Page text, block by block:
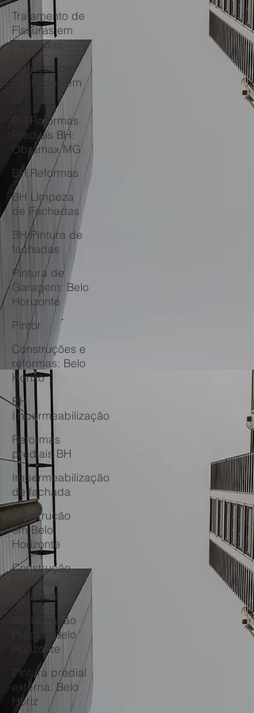
Tratamento de
Fissuras em
Fachadas
Limpeza de
Fachadas em
BH Reformas
Prediais BH:
Obramax MG
BH Reformas
BH Limpeza
de Fachadas
BH Pintura de
fachadas
Pintura de
Garagem: Belo
Horizonte
Pintor
Construções e
reformas: Belo
Horizo
BH
Impermeabilização
Reformas
prediais BH
Impermeabilização
de fachada
Construção
em Belo
Horizonte
Construção
civil: Belo
Horizonte
Restauração
Predial: Belo
Horizonte
Pintura predial
externa: Belo
Horiz